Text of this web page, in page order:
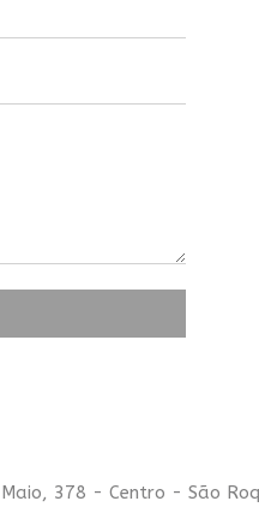
378 - Centro - São